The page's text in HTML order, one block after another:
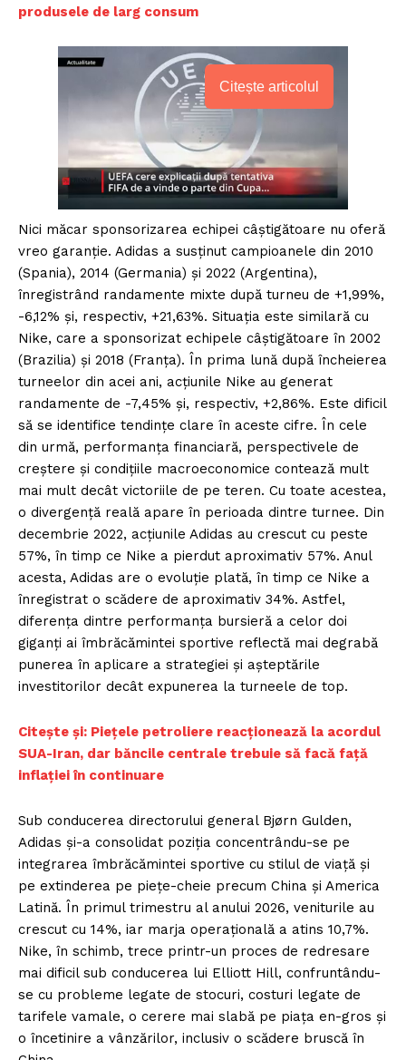
produsele de larg consum
Citește articolul
Nici măcar sponsorizarea echipei câștigătoare nu oferă
vreo garanție. Adidas a susținut campioanele din 2010
(Spania), 2014 (Germania) și 2022 (Argentina),
înregistrând randamente mixte după turneu de +1,99%,
-6,12% și, respectiv, +21,63%. Situația este similară cu
Nike, care a sponsorizat echipele câștigătoare în 2002
(Brazilia) și 2018 (Franța). În prima lună după încheierea
turneelor din acei ani, acțiunile Nike au generat
randamente de -7,45% și, respectiv, +2,86%. Este dificil
să se identifice tendințe clare în aceste cifre. În cele
din urmă, performanța financiară, perspectivele de
creștere și condițiile macroeconomice contează mult
mai mult decât victoriile de pe teren. Cu toate acestea,
o divergență reală apare în perioada dintre turnee. Din
decembrie 2022, acțiunile Adidas au crescut cu peste
57%, în timp ce Nike a pierdut aproximativ 57%. Anul
acesta, Adidas are o evoluție plată, în timp ce Nike a
înregistrat o scădere de aproximativ 34%. Astfel,
diferența dintre performanța bursieră a celor doi
giganți ai îmbrăcămintei sportive reflectă mai degrabă
punerea în aplicare a strategiei și așteptările
investitorilor decât expunerea la turneele de top.
Citește și: Piețele petroliere reacționează la acordul
SUA-Iran, dar băncile centrale trebuie să facă față
inflației în continuare
Sub conducerea directorului general Bjørn Gulden,
Adidas și-a consolidat poziția concentrându-se pe
integrarea îmbrăcămintei sportive cu stilul de viață și
pe extinderea pe piețe-cheie precum China și America
Latină. În primul trimestru al anului 2026, veniturile au
crescut cu 14%, iar marja operațională a atins 10,7%.
Nike, în schimb, trece printr-un proces de redresare
mai dificil sub conducerea lui Elliott Hill, confruntându-
se cu probleme legate de stocuri, costuri legate de
tarifele vamale, o cerere mai slabă pe piața en-gros și
o încetinire a vânzărilor, inclusiv o scădere bruscă în